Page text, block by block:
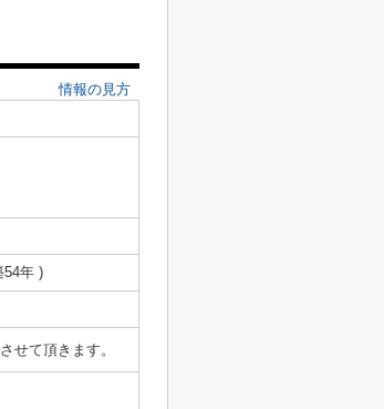
情報の見方
54年 )
せて頂きます。